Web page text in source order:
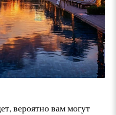
вероятно вам могут